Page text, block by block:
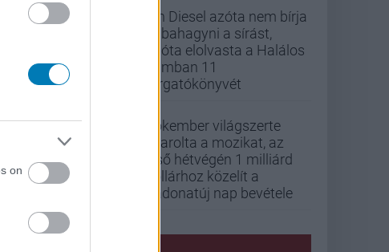
on
Vin Diesel azóta nem bírja
abbahagyni a sírást,
mióta elolvasta a Halálos
iramban 11
forgatókönyvét
Pókember világszerte
letarolta a mozikat, az
első hétvégén 1 milliárd
dollárhoz közelít a
Vadonatúj nap bevétele